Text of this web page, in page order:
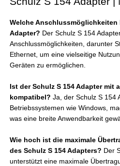
Welche Anschlussmöglichkeiten
Adapter? Der Schulz S 154
Anschlussmöglichkeiten, darunter
Ethernet, um eine vielseitige
Geräten zu ermöglichen.
Ist der Schulz S 154 Adapter mit
kompatibel? Ja, der Schulz S 154
Betriebssystemen wie Windows,
was eine breite Anwendbarkeit
Wie hoch ist die maximale
des Schulz S 154 Adapters? Der
unterstützt eine maximale